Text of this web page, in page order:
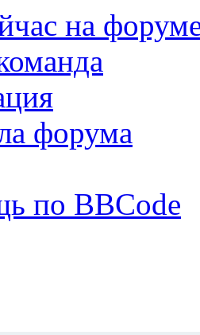
на
форума
по BBCode